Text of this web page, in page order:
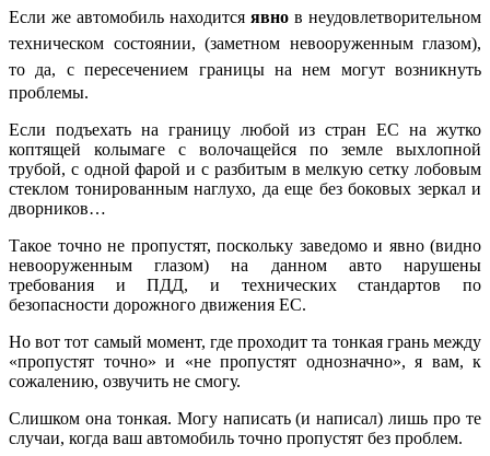
Если же автомобиль находится явно в неудовлетворительном
техническом состоянии, (заметном невооруженным глазом),
то да, с пересечением границы на нем могут возникнуть
проблемы.
Если подъехать на границу любой из стран ЕС на жутко
коптящей колымаге с волочащейся по земле выхлопной
трубой, с одной фарой и с разбитым в мелкую сетку лобовым
стеклом тонированным наглухо, да еще без боковых зеркал и
дворников…
Такое точно не пропустят, поскольку заведомо и явно (видно
невооруженным глазом) на данном авто нарушены
требования и ПДД, и технических стандартов по
безопасности дорожного движения ЕС.
Но вот тот самый момент, где проходит та тонкая грань между
«пропустят точно» и «не пропустят однозначно», я вам, к
сожалению, озвучить не смогу.
Слишком она тонкая. Могу написать (и написал) лишь про те
случаи, когда ваш автомобиль точно пропустят без проблем.